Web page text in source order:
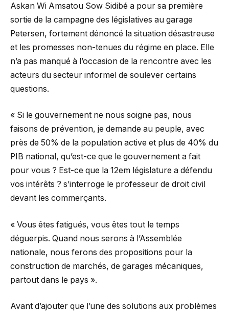
Askan Wi Amsatou Sow Sidibé a pour sa première
sortie de la campagne des législatives au garage
Petersen, fortement dénoncé la situation désastreuse
et les promesses non-tenues du régime en place. Elle
n’a pas manqué à l’occasion de la rencontre avec les
acteurs du secteur informel de soulever certains
questions.
« Si le gouvernement ne nous soigne pas, nous
faisons de prévention, je demande au peuple, avec
près de 50% de la population active et plus de 40% du
PIB national, qu’est-ce que le gouvernement a fait
pour vous ? Est-ce que la 12em législature a défendu
vos intérêts ? s’interroge le professeur de droit civil
devant les commerçants.
« Vous êtes fatigués, vous êtes tout le temps
déguerpis. Quand nous serons à l’Assemblée
nationale, nous ferons des propositions pour la
construction de marchés, de garages mécaniques,
partout dans le pays ».
Avant d’ajouter que l’une des solutions aux problèmes